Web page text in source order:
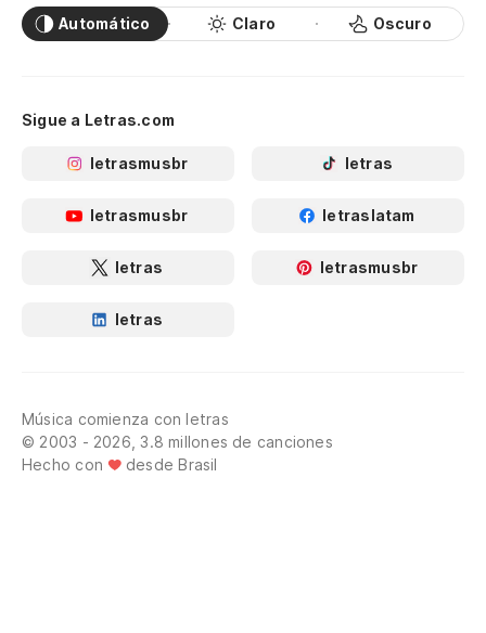
Automático Claro Oscuro
Sigue a Letras.com
letrasmusbr letras
letrasmusbr letraslatam
letras letrasmusbr
letras
Música comienza con letras
© 2003 - 2026, 3.8 millones de canciones
Hecho con
desde Brasil